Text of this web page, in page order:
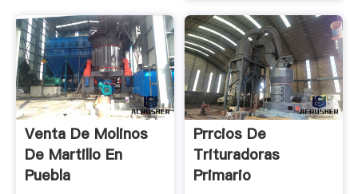
Venta De Molinos
De Martillo En
Puebla
Prrcios De
Trituradoras
Primario